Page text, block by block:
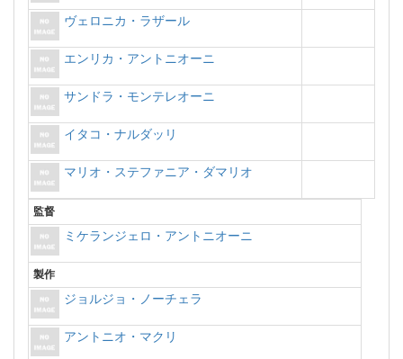
ヴェロニカ・ラザール
エンリカ・アントニオーニ
サンドラ・モンテレオーニ
イタコ・ナルダッリ
マリオ・ステファニア・ダマリオ
監督
ミケランジェロ・アントニオーニ
製作
ジョルジョ・ノーチェラ
アントニオ・マクリ